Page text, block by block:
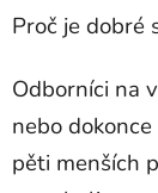
Proč je dobré
Odborníci na
nebo
pěti menších